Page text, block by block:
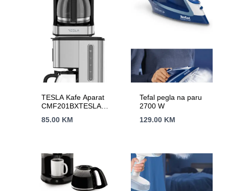
TESLA Kafe Aparat
CMF201BXTESLA
CMF201BXTESLA
85.00 KM
Tefal pegla na paru
2700 W
129.00 KM